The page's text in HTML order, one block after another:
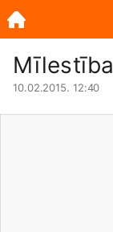
10.02.2015. 12:40